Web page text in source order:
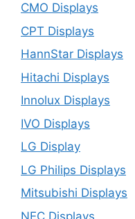
CMO Displays
CPT Displays
HannStar Displays
Hitachi Displays
Innolux Displays
IVO Displays
LG Display
LG Philips Displays
Mitsubishi Displays
NEC Displays